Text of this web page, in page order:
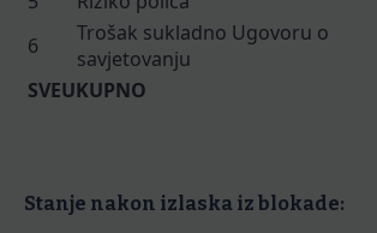
6
Trošak sukladno Ugovoru o
savjetovanju
SVEUKUPNO
Stanje nakon izlaska iz blokade: